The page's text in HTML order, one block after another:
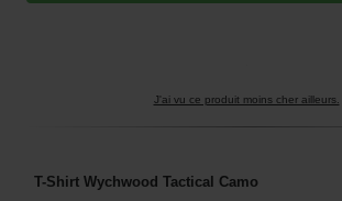
J'ai vu ce produit moins cher ailleurs.
T-Shirt Wychwood Tactical Camo